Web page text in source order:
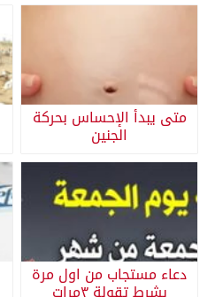
متى يبدأ الإحساس بحركة
الجنين
دعاء مستجاب من اول مرة